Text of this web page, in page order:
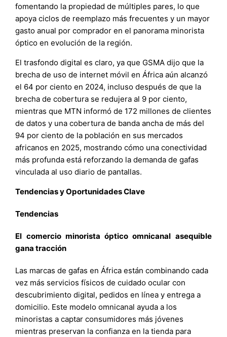
fomentando la propiedad de múltiples pares, lo que
apoya ciclos de reemplazo más frecuentes y un mayor
gasto anual por comprador en el panorama minorista
óptico en evolución de la región.
El trasfondo digital es claro, ya que GSMA dijo que la
brecha de uso de internet móvil en África aún alcanzó
el 64 por ciento en 2024, incluso después de que la
brecha de cobertura se redujera al 9 por ciento,
mientras que MTN informó de 172 millones de clientes
de datos y una cobertura de banda ancha de más del
94 por ciento de la población en sus mercados
africanos en 2025, mostrando cómo una conectividad
más profunda está reforzando la demanda de gafas
vinculada al uso diario de pantallas.
Tendencias y Oportunidades Clave
Tendencias
El comercio minorista óptico omnicanal asequible
gana tracción
Las marcas de gafas en África están combinando cada
vez más servicios físicos de cuidado ocular con
descubrimiento digital, pedidos en línea y entrega a
domicilio. Este modelo omnicanal ayuda a los
minoristas a captar consumidores más jóvenes
mientras preservan la confianza en la tienda para